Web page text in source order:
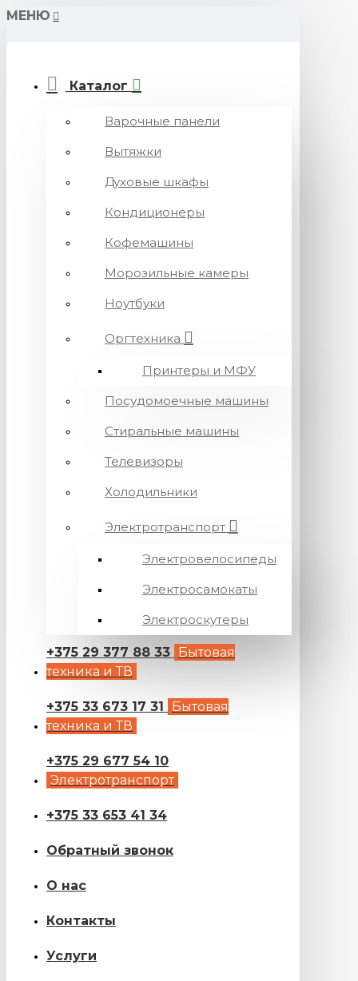
МЕНЮ
Каталог
Варочные панели
Вытяжки
Духовые шкафы
Кондиционеры
Кофемашины
Морозильные камеры
Ноутбуки
Оргтехника
Принтеры и МФУ
Посудомоечные машины
Стиральные машины
Телевизоры
Холодильники
Электротранспорт
Электровелосипеды
Электросамокаты
Электроскутеры
+375 29 377 88 33 Бытовая
техника и ТВ
+375 33 673 17 31
Бытовая
техника и ТВ
+375 29 677 54 10
Электротранспорт
+375 33 653 41 34
Обратный звонок
О нас
Контакты
Услуги